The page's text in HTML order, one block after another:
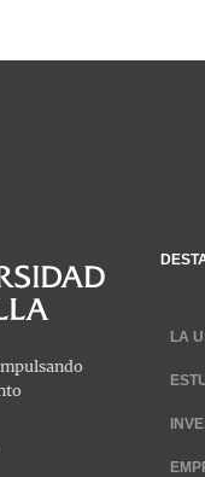
LA